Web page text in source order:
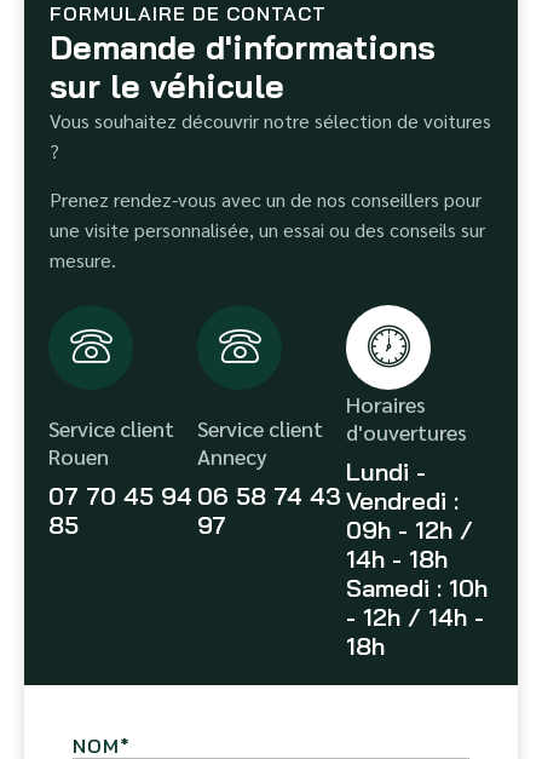
FORMULAIRE DE CONTACT
Demande d'informations
sur le véhicule
Vous souhaitez découvrir notre sélection de voitures
?
Prenez rendez-vous avec un de nos conseillers pour
une visite personnalisée, un essai ou des conseils sur
mesure.
Service client
Rouen
07 70 45 94
85
Service client
Annecy
06 58 74 43
97
Horaires
d'ouvertures
Lundi -
Vendredi :
09h - 12h /
14h - 18h
Samedi : 10h
- 12h / 14h -
18h
NOM*